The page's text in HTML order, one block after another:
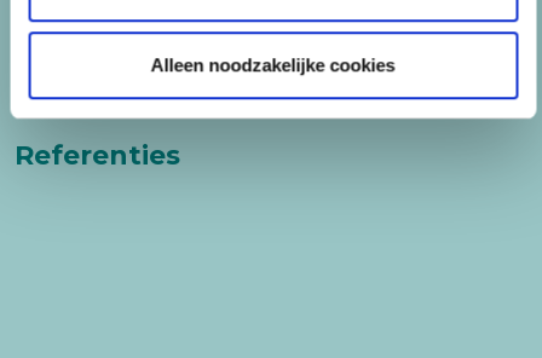
Alleen noodzakelijke cookies
Referenties